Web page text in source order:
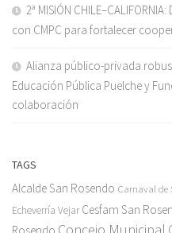
2ª MISIÓN
con CMPC para fortalecer
Alianza público-privada
Educación Pública Puelche y
colaboración
TAGS
Alcalde San Rosendo Carnaval de
Echeverría Vejar Cesfam San